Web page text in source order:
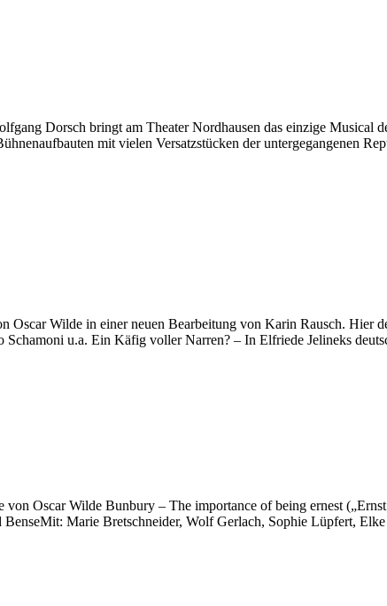
Dorsch bringt am Theater Nordhausen das einzige Musical
mit vielen Versatzstücken der untergegangenen
Wilde in einer neuen Bearbeitung von Karin Rausch. Hier
u.a. Ein Käfig voller Narren? – In Elfriede Jelineks
Oscar Wilde Bunbury – The importance of being ernest
Marie Bretschneider, Wolf Gerlach, Sophie Lüpfert,